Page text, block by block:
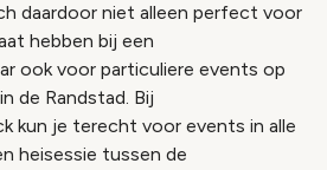
daardoor niet alleen perfect voor
hebben bij een
ook voor particuliere events op
de Randstad. Bij
kun je terecht voor events in alle
heisessie tussen de